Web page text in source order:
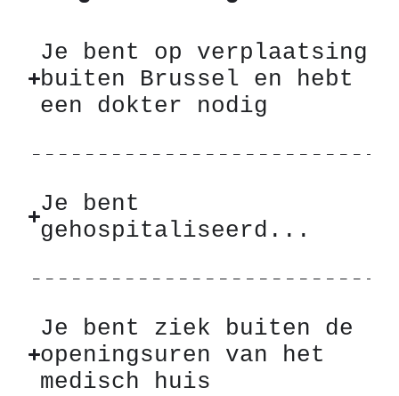
Je bent op verplaatsing
buiten Brussel en hebt
een dokter nodig
Je bent
gehospitaliseerd...
Je bent ziek buiten de
openingsuren van het
medisch huis